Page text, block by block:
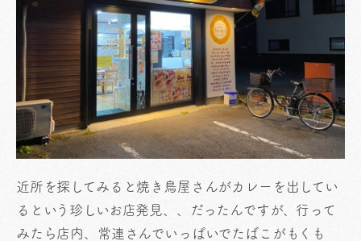
近所を探してみると焼き鳥屋さんがカレーを出してい
るという珍しいお店発見、、だったんですが、行って
みたら店内、常連さんでいっぱいでたばこがもくも